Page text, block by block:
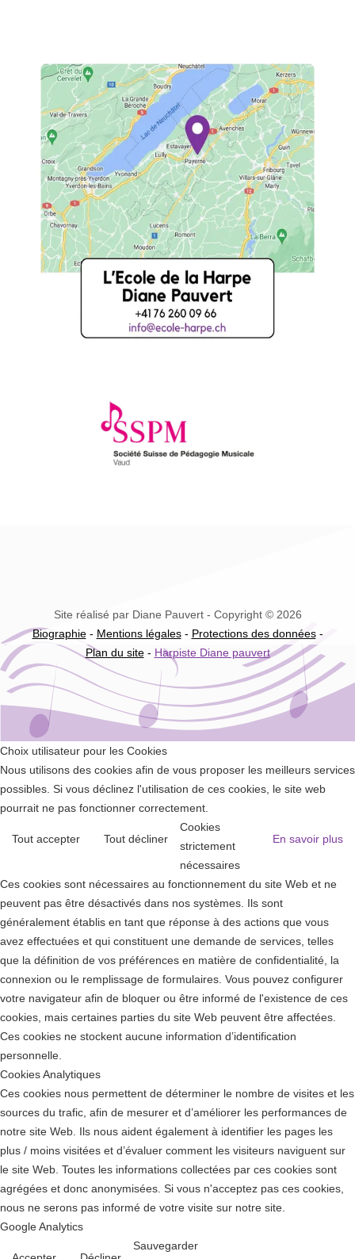
Site réalisé par Diane Pauvert - Copyright © 2026
Biographie- Mentions légales- Protections des données-
Plan du site- Harpiste Diane pauvert
Choix utilisateur pour les Cookies
Nous utilisons des cookies afin de vous proposer les meilleurs services
possibles. Si vous déclinez l'utilisation de ces cookies, le site web
pourrait ne pas fonctionner correctement.
Tout accepter Tout décliner En savoir plus
Cookies
strictement
nécessaires
Ces cookies sont nécessaires au fonctionnement du site Web et ne
peuvent pas être désactivés dans nos systèmes. Ils sont
généralement établis en tant que réponse à des actions que vous
avez effectuées et qui constituent une demande de services, telles
que la définition de vos préférences en matière de confidentialité, la
connexion ou le remplissage de formulaires. Vous pouvez configurer
votre navigateur afin de bloquer ou être informé de l'existence de ces
cookies, mais certaines parties du site Web peuvent être affectées.
Ces cookies ne stockent aucune information d’identification
personnelle.
Cookies Analytiques
Ces cookies nous permettent de déterminer le nombre de visites et les
sources du trafic, afin de mesurer et d’améliorer les performances de
notre site Web. Ils nous aident également à identifier les pages les
plus / moins visitées et d’évaluer comment les visiteurs naviguent sur
le site Web. Toutes les informations collectées par ces cookies sont
agrégées et donc anonymisées. Si vous n'acceptez pas ces cookies,
nous ne serons pas informé de votre visite sur notre site.
Google Analytics
Sauvegarder